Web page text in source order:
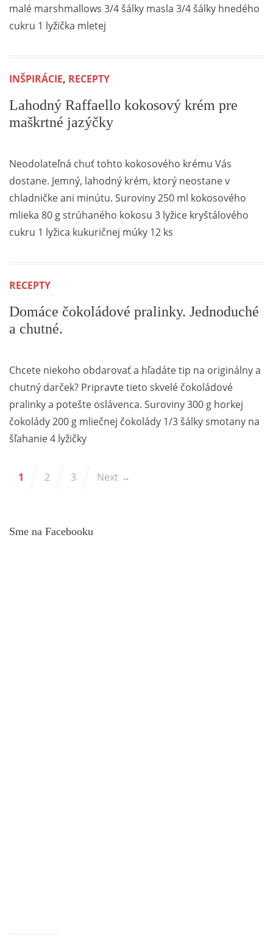
malé marshmallows 3/4 šálky masla 3/4 šálky hnedého
cukru 1 lyžička mletej
INŠPIRÁCIE, RECEPTY
Lahodný Raffaello kokosový krém pre
maškrtné jazýčky
Neodolateľná chuť tohto kokosového krému Vás
dostane. Jemný, lahodný krém, ktorý neostane v
chladničke ani minútu. Suroviny 250 ml kokosového
mlieka 80 g strúhaného kokosu 3 lyžice kryštálového
cukru 1 lyžica kukuričnej múky 12 ks
RECEPTY
Domáce čokoládové pralinky. Jednoduché
a chutné.
Chcete niekoho obdarovať a hľadáte tip na originálny a
chutný darček? Pripravte tieto skvelé čokoládové
pralinky a potešte oslávenca. Suroviny 300 g horkej
čokolády 200 g mliečnej čokolády 1/3 šálky smotany na
šľahanie 4 lyžičky
1 2 3 Next →
Sme na Facebooku